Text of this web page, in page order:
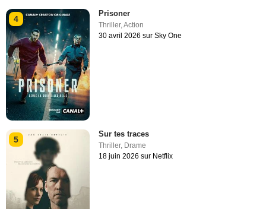
4
Prisoner
Thriller,Action
30 avril 2026 sur Sky One
5
Sur tes traces
Thriller, Drame
18 juin 2026 sur Netflix